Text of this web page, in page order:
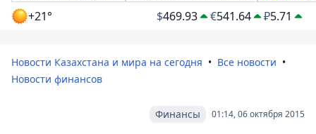
+21° $469.93 €541.64 ₽5.71
Новости Казахстана и мира на сегодня
Все новости
Новости финансов
01:14, 06 октября 2015
Финансы